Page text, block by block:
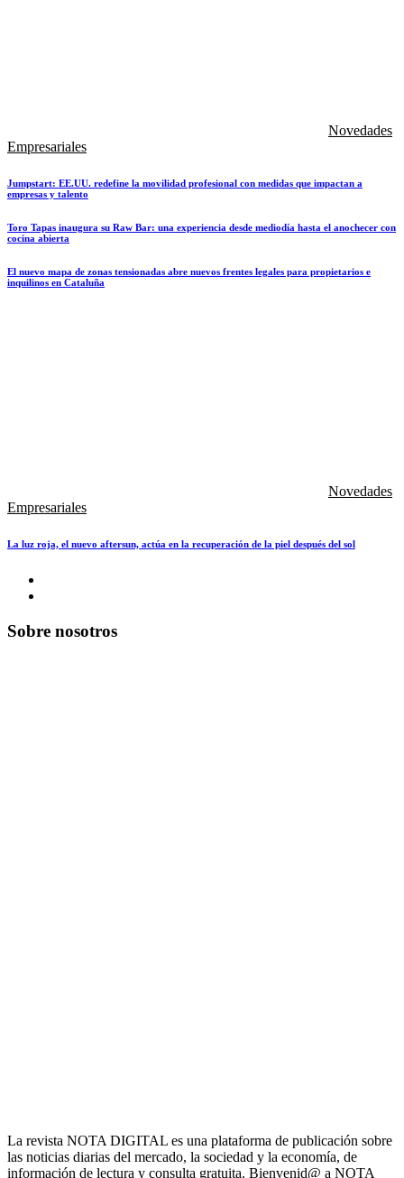
Novedades
Empresariales
Jumpstart: EE.UU. redefine la movilidad profesional con medidas que impactan a
empresas y talento
Toro Tapas inaugura su Raw Bar: una experiencia desde mediodía hasta el anochecer con
cocina abierta
El nuevo mapa de zonas tensionadas abre nuevos frentes legales para propietarios e
inquilinos en Cataluña
Novedades
Empresariales
La luz roja, el nuevo aftersun, actúa en la recuperación de la piel después del sol
Sobre nosotros
La revista NOTA DIGITAL es una plataforma de publicación sobre
las noticias diarias del mercado, la sociedad y la economía, de
información de lectura y consulta gratuita. Bienvenid@ a NOTA